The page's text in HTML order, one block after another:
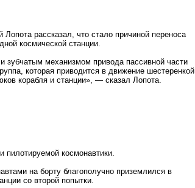
рассказал, что стало причиной переноса
космической станции.
зубчатым механизмом привода пассивной части
которая приводится в движение шестеренкой,
корабля и станции», — сказал Лопота.
космонавтики.
на борту благополучно приземлился в
со второй попытки.